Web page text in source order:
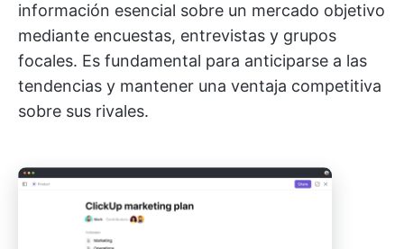
información esencial sobre un mercado objetivo
mediante encuestas, entrevistas y grupos
focales. Es fundamental para anticiparse a las
tendencias y mantener una ventaja competitiva
sobre sus rivales.